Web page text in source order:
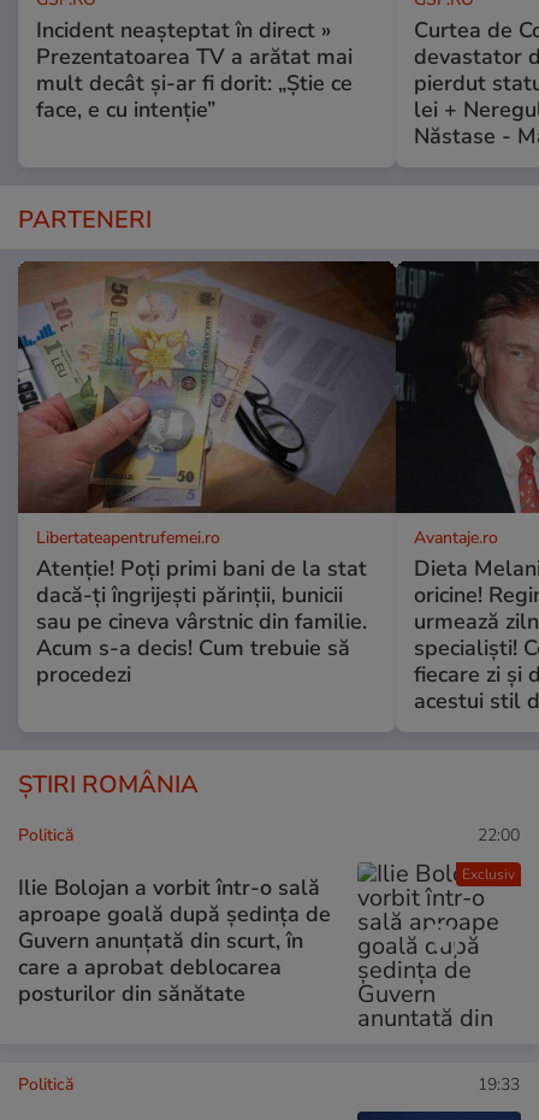
Incident neașteptat în direct »
Prezentatoarea TV a arătat mai
mult decât și-ar fi dorit: „Știe ce
face, e cu intenție”
Curtea de
devastator
pierdut
lei +
Năstase -
PARTENERI
Libertateapentrufemei.ro
Atenție! Poți primi bani de la stat
dacă-ți îngrijești părinții, bunicii
sau pe cineva vârstnic din familie.
Acum s-a decis! Cum trebuie să
procedezi
Avantaje.ro
Dieta
oricine!
urmează
specialiști!
fiecare zi și
acestui stil
ȘTIRI ROMÂNIA
Exclusiv
Politică 22:00
Ilie Bolojan a vorbit într-o sală
aproape goală după ședința de
Guvern anunțată din scurt, în
care a aprobat deblocarea
posturilor din sănătate
Politică 19:33